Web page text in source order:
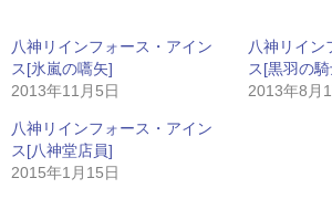
八神リインフォース・アイン
ス[氷嵐の嚆矢]
2013年11月5日
八神リイン
ス[黒羽の
2013年8月
八神リインフォース・アイン
ス[八神堂店員]
2015年1月15日